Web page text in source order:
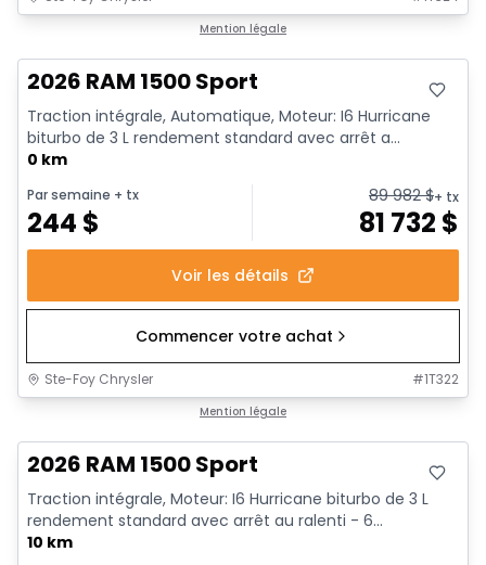
Mention légale
2026 RAM 1500 Sport
Traction intégrale, Automatique, Moteur: I6 Hurricane
biturbo de 3 L rendement standard avec arrêt a...
0 km
Par semaine + tx
244 $
89 982$+ tx
81 732 $
Voir les détails
Commencer votre achat
Ste-Foy Chrysler #1T322
Mention légale
2026 RAM 1500 Sport
Traction intégrale, Moteur: I6 Hurricane biturbo de 3 L
rendement standard avec arrêt au ralenti - 6...
10 km